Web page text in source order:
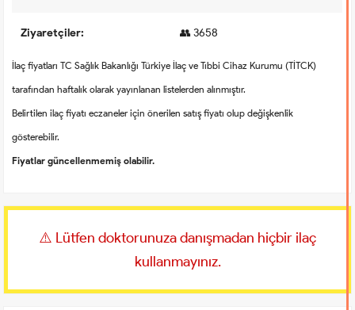
Ziyaretçiler: 👥 3658
İlaç fiyatları TC Sağlık Bakanlığı Türkiye İlaç ve Tıbbi Cihaz Kurumu (TİTCK)
tarafından haftalık olarak yayınlanan listelerden alınmıştır.
Belirtilen ilaç fiyatı eczaneler için önerilen satış fiyatı olup değişkenlik
gösterebilir.
Fiyatlar güncellenmemiş olabilir.
⚠️ Lütfen doktorunuza danışmadan hiçbir ilaç
kullanmayınız.